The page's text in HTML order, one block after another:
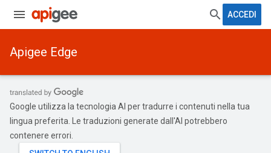
ACCEDI
Apigee Edge
Google utilizza la tecnologia AI per tradurre i contenuti nella tua
lingua preferita. Le traduzioni generate dall'AI potrebbero
contenere errori.